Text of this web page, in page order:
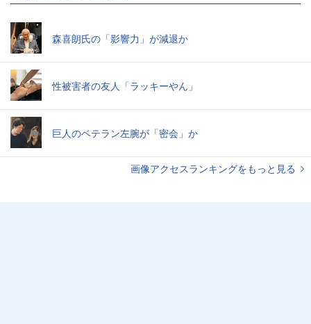
森喜朗氏の「影響力」が減退か
性被害者の友人「ラッキーやん」
巨人のベテラン左腕が「密会」か
画像アクセスランキングをもっと見る